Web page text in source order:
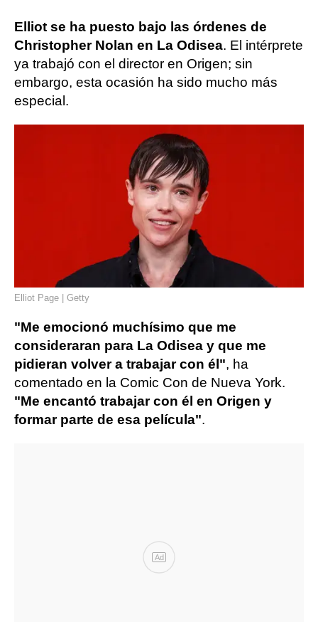
Elliot se ha puesto bajo las órdenes de
Christopher Nolan en La Odisea. El intérprete
ya trabajó con el director en Origen; sin
embargo, esta ocasión ha sido mucho más
especial.
Elliot Page | Getty
"Me emocionó muchísimo que me
consideraran para La Odisea y que me
pidieran volver a trabajar con él", ha
comentado en la Comic Con de Nueva York.
"Me encantó trabajar con él en Origen y
formar parte de esa película".
Ad